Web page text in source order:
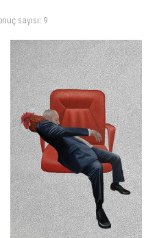
sayısı: 9